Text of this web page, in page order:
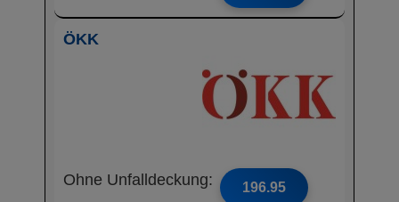
ÖKK
Ohne Unfalldeckung: 196.95